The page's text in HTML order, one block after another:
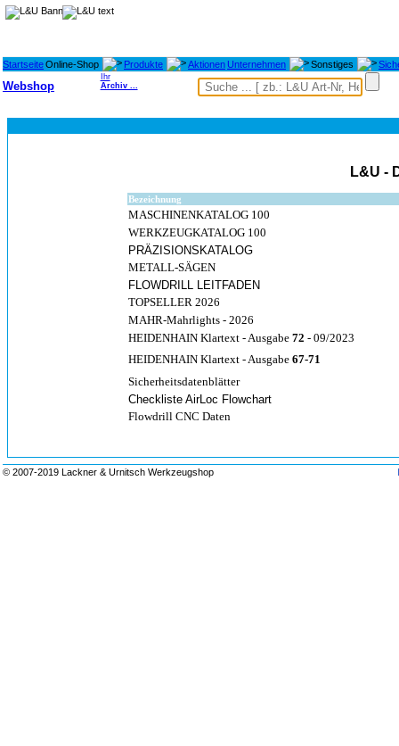
StartseiteOnline-Shop Produkte AktionenUnternehmen Sonstiges
Webshop
Ihr
Archiv ...
L&U -
Bezeichnung
MASCHINENKATALOG 100
WERKZEUGKATALOG 100
PRÄZISIONSKATALOG
METALL-SÄGEN
FLOWDRILL LEITFADEN
TOPSELLER 2026
MAHR-Mahrlights - 2026
HEIDENHAIN Klartext - Ausgabe 72 - 09/2023
HEIDENHAIN Klartext - Ausgabe 67-71
Sicherheitsdatenblätter
Checkliste AirLoc Flowchart
Flowdrill CNC Daten
© 2007-2019 Lackner & Urnitsch Werkzeugshop